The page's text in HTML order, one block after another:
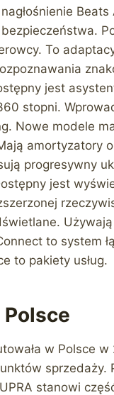
To
jest
stopni.
Nowe modele
amortyzatory
progresywny
jest
to system
to pakiety usług.
w Polsce w
sprzedaży.
stanowi